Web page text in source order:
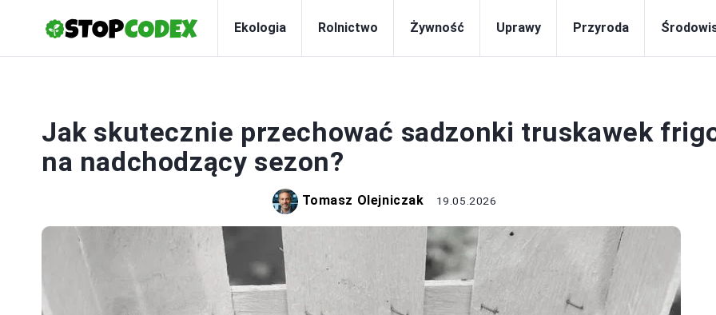
Ekologia Rolnictwo Żywność Uprawy Przyroda
Jak skutecznie przechować sadzonki truskawek
na nadchodzący sezon?
Tomasz Olejniczak 19.05.2026